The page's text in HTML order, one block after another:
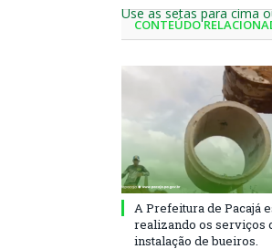
Use as setas para cima
CONTEÚDO
A Prefeitura de Pacajá
realizando os serviços
instalação de bueiros.